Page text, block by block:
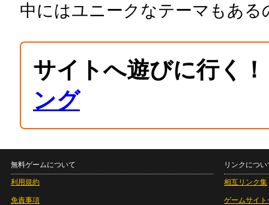
中にはユニークなテーマもあ
サイトへ遊びに行く
ング
無料ゲームについて
利用規約
免責事項
リンクについ
相互リンク集
ゲームサイト